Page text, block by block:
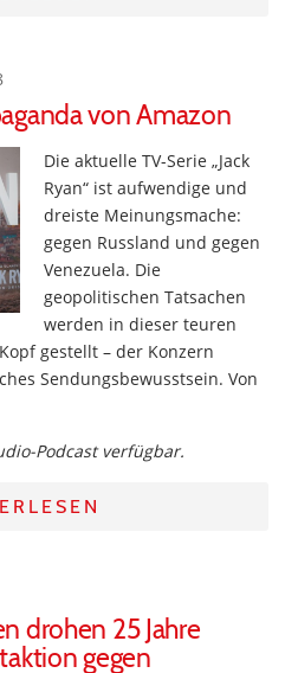
von Amazon
Die aktuelle TV-Serie „Jack
Ryan“ ist aufwendige und
dreiste Meinungsmache:
gegen Russland und gegen
Venezuela. Die
geopolitischen Tatsachen
werden in dieser teuren
gestellt – der Konzern
Sendungsbewusstsein. Von
Podcast verfügbar.
drohen 25 Jahre
gegen